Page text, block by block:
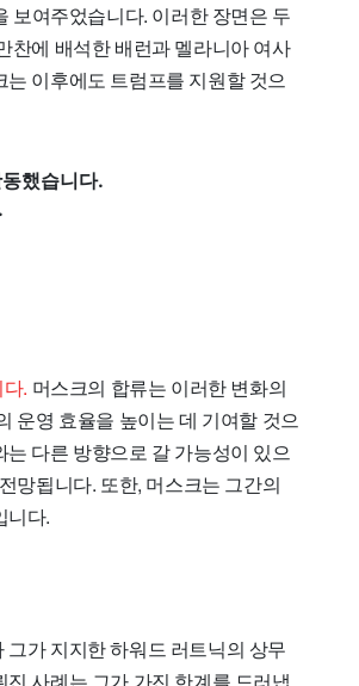
보여주었습니다. 이러한 장면은 두
찬에 배석한 배런과 멜라니아 여사
이후에도 트럼프를 지원할 것으
했습니다.
. 머스크의 합류는 이러한 변화의
운영 효율을 높이는 데 기여할 것으
다른 방향으로 갈 가능성이 있으
망됩니다. 또한, 머스크는 그간의
니다.
그가 지지한 하워드 러트닉의 상무